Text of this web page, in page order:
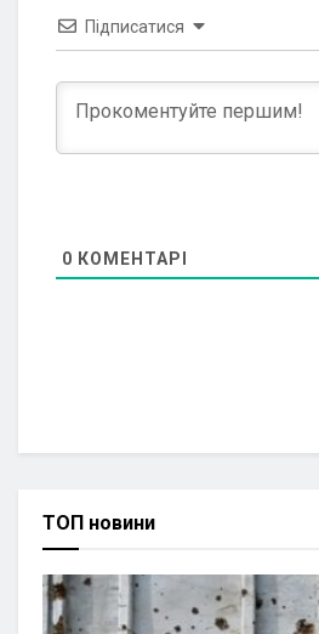
Підписатися
0 КОМЕНТАРІ
ТОП новини